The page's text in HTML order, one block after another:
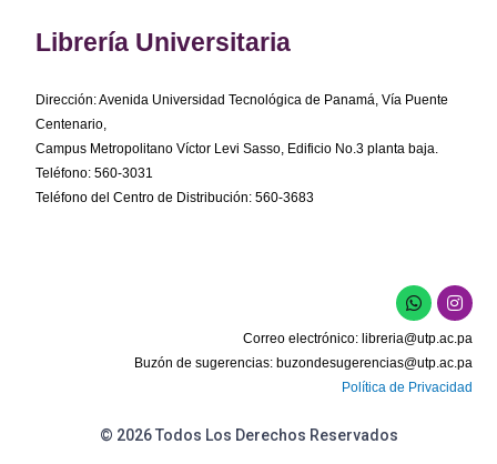
Librería Universitaria
Dirección: Avenida Universidad Tecnológica de Panamá, Vía Puente
Centenario,
Campus Metropolitano Víctor Levi Sasso, Edificio No.3 planta baja.
Teléfono: 560-3031
Teléfono del Centro de Distribución: 560-3683
W
h
a
t
s
a
I
n
t
a
g
Correo electrónico: libreria@utp.ac.pa
Buzón de sugerencias: buzondesugerencias@utp.ac.pa
Política de Privacidad
© 2026 Todos Los Derechos Reservados